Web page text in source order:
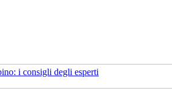
i consigli degli esperti